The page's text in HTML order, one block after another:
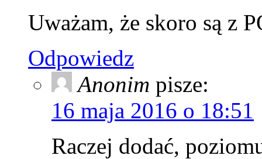
Uważam, że skoro są z
Odpowiedz
Anonim pisze:
16 maja 2016 o 18:51
Raczej dodać,